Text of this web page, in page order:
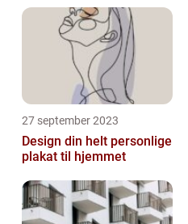
27 september 2023
Design din helt personlige
plakat til hjemmet